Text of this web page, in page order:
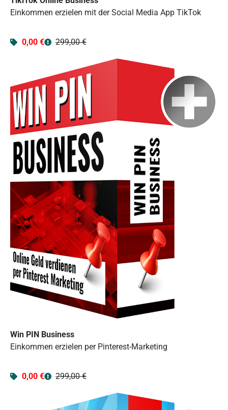
Einkommen erzielen mit der Social Media App TikTok
0,00 € 299,00 €
Win PIN Business
Einkommen erzielen per Pinterest-Marketing
0,00 € 299,00 €